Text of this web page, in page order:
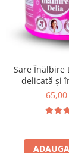
Insecticide
Dezinfectante
Absorbanti
Bioactivatori
Septice
Manusi
Solutii
Ceaiuri
Cosmetice
Vopsea Par
Ingrijire Par
Ingrijire corp
Ingrijire maini
Ingrijire
Îngrijire Ten
Sare Înălbire
delicată și
eficientă a
65,00